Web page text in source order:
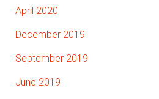
April 2020
December 2019
September 2019
June 2019